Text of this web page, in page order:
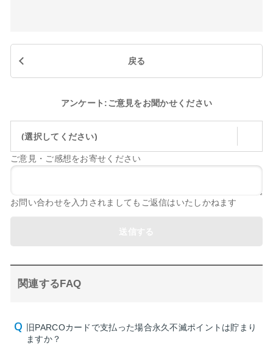
戻る
アンケート:ご意見をお聞かせください
(選択してください)
ご意見・ご感想をお寄せください
お問い合わせを入力されましてもご返信はいたしかねます
関連するFAQ
旧PARCOカードで支払った場合永久不滅ポイントは貯まり
ますか？